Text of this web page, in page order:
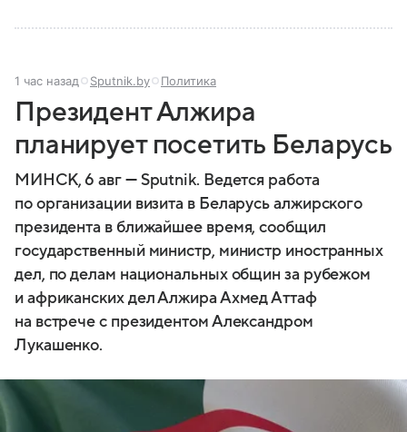
1 час назад Sputnik.by Политика
Президент Алжира
планирует посетить Беларусь
МИНСК, 6 авг — Sputnik. Ведется работа
по организации визита в Беларусь алжирского
президента в ближайшее время, сообщил
государственный министр, министр иностранных
дел, по делам национальных общин за рубежом
и африканских дел Алжира Ахмед Аттаф
на встрече с президентом Александром
Лукашенко.